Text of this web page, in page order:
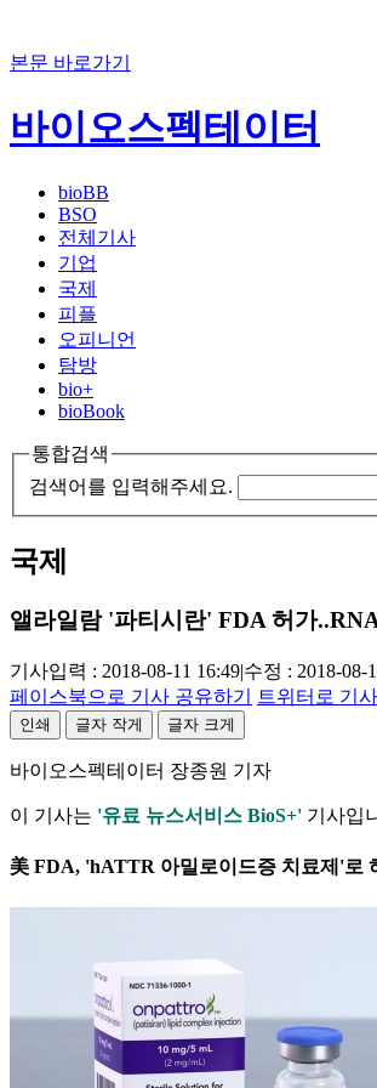
본문 바로가기
바이오스펙테이터
bioBB
BSO
전체기사
기업
국제
피플
오피니언
탐방
bio+
bioBook
통합검색
검색어를 입력해주세요.
국제
앨라일람 '파티시란' FDA 허가
기사입력 : 2018-08-11 16:49|수정 : 2018-08-
페이스북으로 기사 공유하기
트위터로 기
인쇄 글자 작게 글자 크게
바이오스펙테이터 장종원 기자
이 기사는 '유료 뉴스서비스 BioS+' 기사입
美 FDA, 'hATTR 아밀로이드증 치료제'로